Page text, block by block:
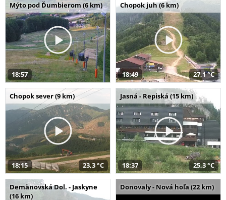
Mýto pod Ďumbierom (6 km)
18:57
Chopok juh (6 km)
18:49 27,1 °C
Chopok sever (9 km)
18:15 23,3 °C
Jasná - Repiská (15 km)
18:37 25,3 °C
Demänovská Dol. - Jaskyne
(16 km)
Donovaly - Nová hoľa (22 km)